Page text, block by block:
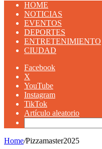
HOME
NOTICIAS
EVENTOS
DEPORTES
ENTRETENIMIENTO
CIUDAD
Facebook
X
YouTube
Instagram
TikTok
Artículo aleatorio
Home/Pizzamaster2025